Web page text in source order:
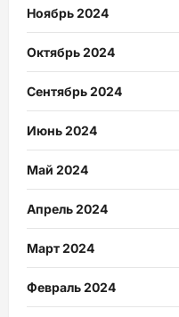
Ноябрь 2024
Октябрь 2024
Сентябрь 2024
Июнь 2024
Май 2024
Апрель 2024
Март 2024
Февраль 2024